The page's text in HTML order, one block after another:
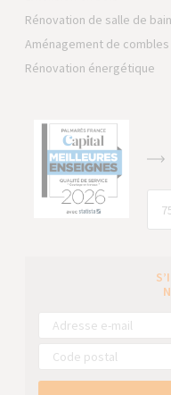
Rénovation de salle de bain
Aménagement de combles
Rénovation énergétique